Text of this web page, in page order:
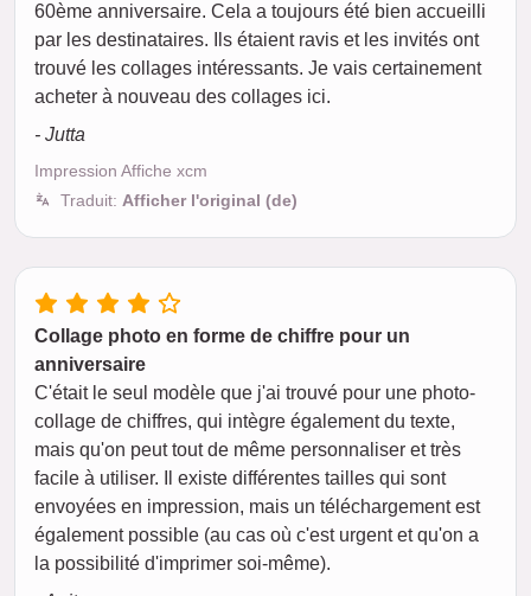
60ème anniversaire. Cela a toujours été bien accueilli
par les destinataires. Ils étaient ravis et les invités ont
trouvé les collages intéressants. Je vais certainement
acheter à nouveau des collages ici.
- Jutta
Impression Affiche xcm
Traduit: Afficher l'original (de)
Collage photo en forme de chiffre pour un
anniversaire
C'était le seul modèle que j'ai trouvé pour une photo-
collage de chiffres, qui intègre également du texte,
mais qu'on peut tout de même personnaliser et très
facile à utiliser. Il existe différentes tailles qui sont
envoyées en impression, mais un téléchargement est
également possible (au cas où c'est urgent et qu'on a
la possibilité d'imprimer soi-même).